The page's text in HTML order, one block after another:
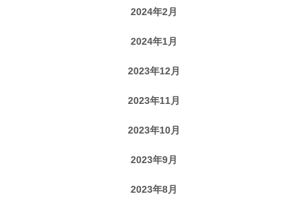
2024年2月
2024年1月
2023年12月
2023年11月
2023年10月
2023年9月
2023年8月